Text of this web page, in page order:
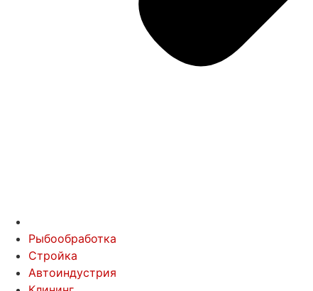
Рыбообработка
Стройка
Автоиндустрия